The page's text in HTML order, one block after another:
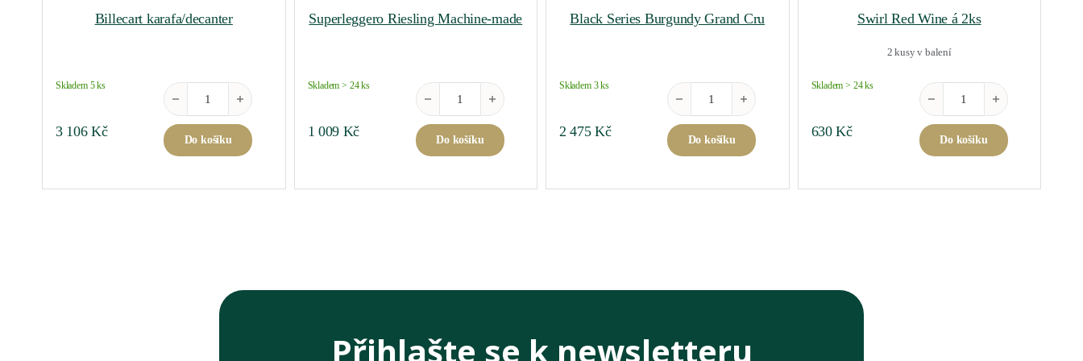
Billecart karafa/decanter
Skladem 5 ks
3 106Kč
Billecart karafa/decanter množství
Do košíku
Superleggero Riesling Machine-made
Skladem > 24 ks
1 009 Kč
Superleggero Riesling Machine-made množství
Do košíku
Black Series Burgundy Grand Cru
Skladem 3 ks
2 475Kč
Black Series Burgundy Grand Cru množství
Do košíku
Swirl Red Wine á 2ks
2 kusy v balení
Skladem > 24 ks
630Kč
Swirl Red Wine á 2ks množství
Do košíku
Přihlašte se k newsletteru